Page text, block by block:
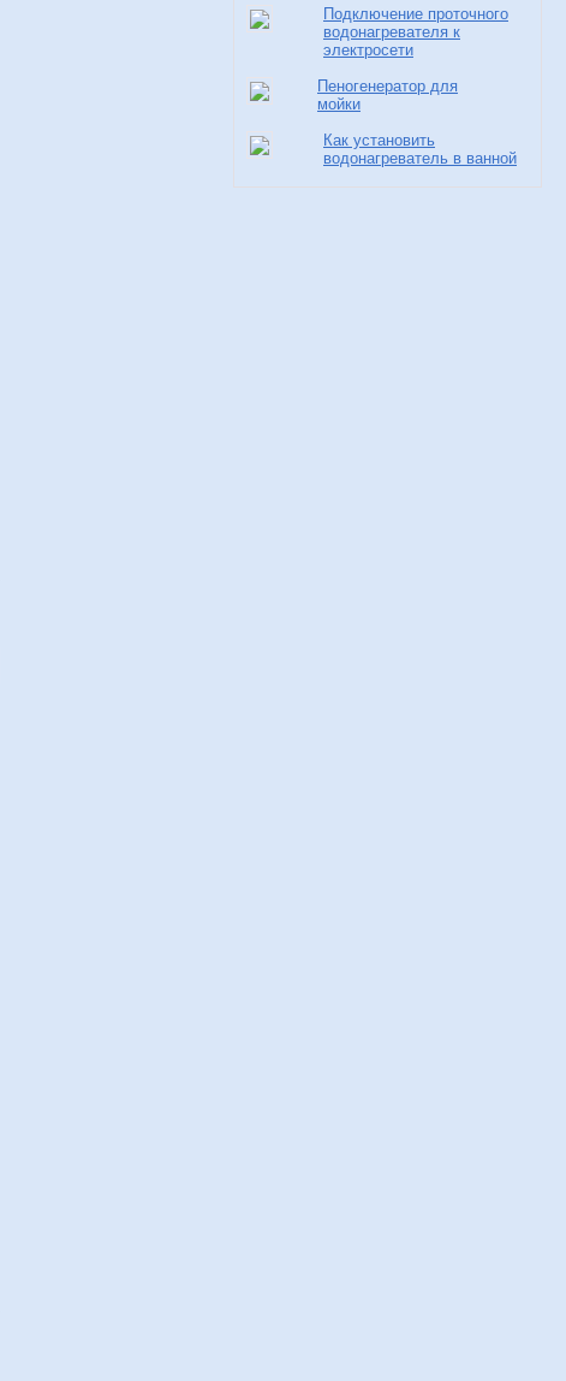
Подключение проточного
водонагревателя к
электросети
Пеногенератор для
мойки
Как установить
водонагреватель в ванной